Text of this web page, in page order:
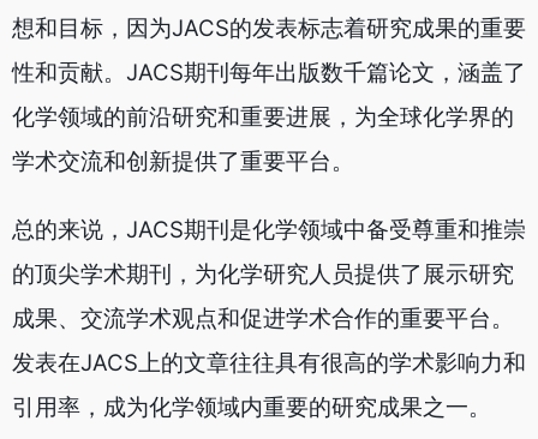
想和目标，因为JACS的发表标志着研究成果的重要
性和贡献。JACS期刊每年出版数千篇论文，涵盖了
化学领域的前沿研究和重要进展，为全球化学界的
学术交流和创新提供了重要平台。
总的来说，JACS期刊是化学领域中备受尊重和推崇
的顶尖学术期刊，为化学研究人员提供了展示研究
成果、交流学术观点和促进学术合作的重要平台。
发表在JACS上的文章往往具有很高的学术影响力和
引用率，成为化学领域内重要的研究成果之一。